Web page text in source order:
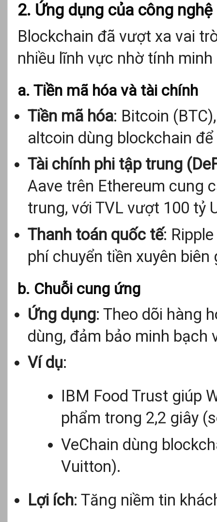
2. Ứng dụng của công
Blockchain đã vượt xa vai
nhiều lĩnh vực nhờ tính
a. Tiền mã hóa và tài chính
Tiền mã hóa: Bitcoin
altcoin dùng blockchain
Tài chính phi tập trung
Aave trên Ethereum cung
trung, với TVL vượt 100 tỷ
Thanh toán quốc tế:
phí chuyển tiền xuyên
b. Chuỗi cung ứng
Ứng dụng: Theo dõi hàng
dùng, đảm bảo minh bạch
Ví dụ:
IBM Food Trust giúp
phẩm trong 2,2 giây
VeChain dùng
Vuitton).
Lợi ích: Tăng niềm tin